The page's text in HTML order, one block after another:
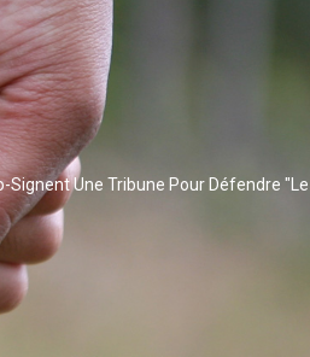
Signent Une Tribune Pour Défendre